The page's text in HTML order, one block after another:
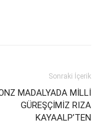
Sonraki İçerik
MADALYADA MİLLİ
GÜREŞÇİMİZ RIZA
KAYAALP’TEN